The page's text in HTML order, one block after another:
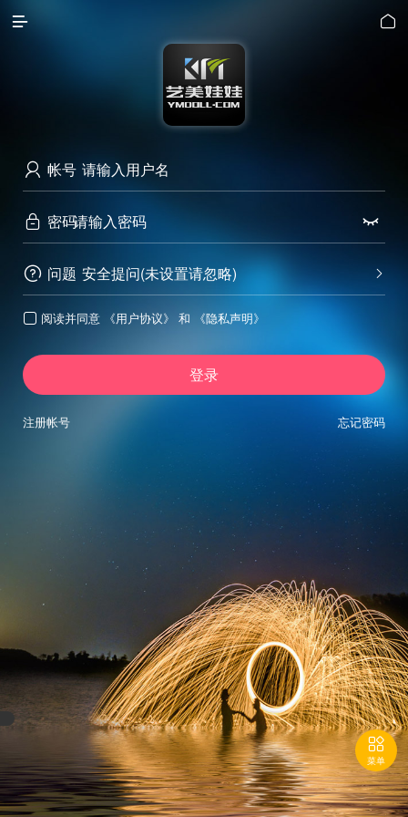
 
 帐号
 密码 
 问题 
安全提问(未设置请忽略)
 阅读并同意 《用户协议》 和 《隐私声明》
登录
忘记密码
注册帐号

菜单